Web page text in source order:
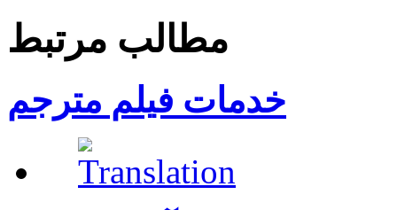
مطالب مرتبط
خدمات فیلم مترجم